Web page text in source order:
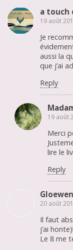
a touch
19 août
Je
aussi la
que j’ai
Reply
19 août
Merci
lire le
Reply
Gloewen
20 août
Il faut
j’ai
Le 8 me